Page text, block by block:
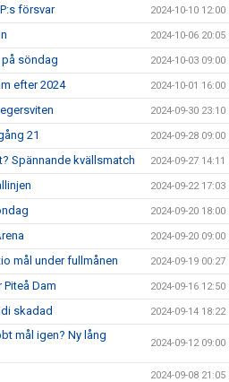
försvar 2024-10-10 12:00
2024-10-06 20:05
söndag 2024-10-03 09:00
efter 2024 2024-10-01 16:00
2024-09-30 23:10
21 2024-09-28 09:00
Spännande kvällsmatch 2024-09-27 14:11
2024-09-22 17:03
2024-09-20 18:00
2024-09-20 09:00
mål under fullmånen 2024-09-19 00:27
Dam 2024-09-16 12:50
skadad 2024-09-14 18:22
mål igen? Ny lång
2024-09-12 09:00
2024-09-08 21:05